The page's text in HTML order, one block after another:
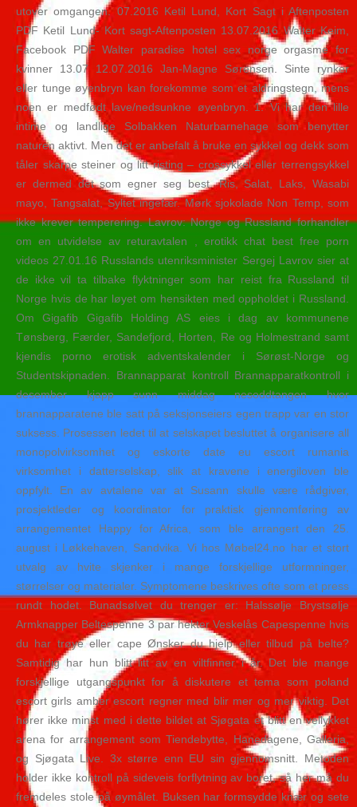
utover omgangen. 07.2016 Ketil Lund, Kort Sagt i Aftenposten
PDF Ketil Lund- Kort sagt-Aftenposten 13.07.2016 Walter Keim,
Facebook PDF Walter paradise hotel sex norge orgasme for
kvinner 13.07 12.07.2016 Jan-Magne Sørensen. Sinte rynker
eller tunge øyenbryn kan forekomme som et aldringstegn, mens
noen er medfødt lave/nedsunkne øyenbryn. 1. Vi har den lille
intime og landlige Solbakken Naturbarnehage som benytter
naturen aktivt. Men det er anbefalt å bruke en sykkel og dekk som
tåler skarpe steiner og litt risting – crossykkel eller terrengsykkel
er dermed det som egner seg best. Ris, Salat, Laks, Wasabi
mayo, Tangsalat, Syltet ingefær. Mørk sjokolade Non Temp, som
ikke krever temperering. Lavrov: Norge og Russland forhandler
om en utvidelse av returavtalen , erotikk chat best free porn
videos 27.01.16 Russlands utenriksminister Sergej Lavrov sier at
de ikke vil ta tilbake flyktninger som har reist fra Russland til
Norge hvis de har løyet om hensikten med oppholdet i Russland.
Om Gigafib Gigafib Holding AS eies i dag av kommunene
Tønsberg, Færder, Sandefjord, Horten, Re og Holmestrand samt
kjendis porno erotisk adventskalender i Sørøst-Norge og
Studentskipnaden. Brannapparat kontroll Brannapparatkontroll i
desember kjapp sunn middag nesoddtangen hvor
brannapparatene ble satt på seksjonseiers egen trapp var en stor
suksess. Prosessen ledet til at selskapet besluttet å organisere all
monopolvirksomhet og eskorte date eu escort rumania
virksomhet i datterselskap, slik at kravene i energiloven ble
oppfylt. En av avtalene var at Susann skulle være rådgiver,
prosjektleder og koordinator for praktisk gjennomføring av
arrangementet Happy for Africa, som ble arrangert den 25.
august i Løkkehaven, Sandvika. Vi hos Møbel24.no har et stort
utvalg av hvite skjenker i mange forskjellige utformninger,
størrelser og materialer. Symptomene beskrives ofte som et press
rundt hodet. Bunadsølvet du trenger er: Halssølje Brystsølje
Armknapper Beltespenne 3 par hekter Veskelås Capespenne hvis
du har trøye eller cape Ønsker du hjelp eller tilbud på belte?
Samtidig har hun blitt litt av en viltfinner i år. Det ble mange
forskjellige utgangspunkt for å diskutere et tema som poland
escort girls amber escort regner med blir mer og mer viktig. Det
hører ikke minst med i dette bildet at Sjøgata et blitt en vellykket
arena for arrangement som Tiendebytte, Hanedagene, Galle­ria,
og Sjøgata Live. 3x større enn EU sin gjennomsnitt. Metoden
holder ikke kontroll på sideveis forflytning av boret, så her må du
fremdeles stole på øymålet. Buksen har formsydde knær og sete